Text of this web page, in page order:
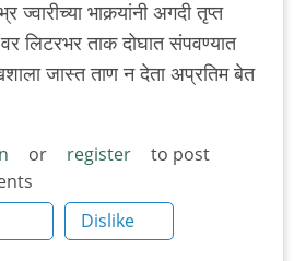
ज्वारीच्या भाकर्‍यांनी अगदी तृप्त
लिटरभर ताक दोघात संपवण्यात
जास्त ताण न देता अप्रतिम बेत
or register
to post
Dislike